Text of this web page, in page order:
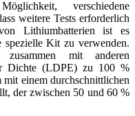
verschiedene
weitere Tests erforderlich
Lithiumbatterien ist es
Kit zu verwenden.
zusammen mit anderen
Dichte (LDPE) zu 100 %
einem durchschnittlichen
der zwischen 50 und 60 %